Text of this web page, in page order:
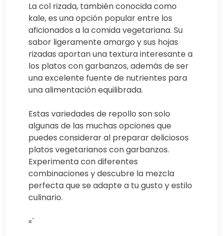
La col rizada, también conocida como
kale, es una opción popular entre los
aficionados a la comida vegetariana. Su
sabor ligeramente amargo y sus hojas
rizadas aportan una textura interesante a
los platos con garbanzos, además de ser
una excelente fuente de nutrientes para
una alimentación equilibrada.
Estas variedades de repollo son solo
algunas de las muchas opciones que
puedes considerar al preparar deliciosos
platos vegetarianos con garbanzos.
Experimenta con diferentes
combinaciones y descubre la mezcla
perfecta que se adapte a tu gusto y estilo
culinario.
«`